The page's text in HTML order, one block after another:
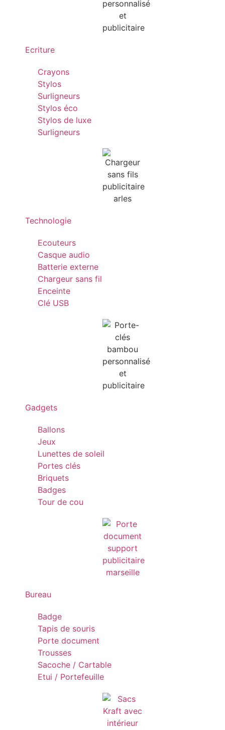
Ecriture
Crayons
Stylos
Surligneurs
Stylos éco
Stylos de luxe
Surligneurs
Technologie
Ecouteurs
Casque audio
Batterie externe
Chargeur sans fil
Enceinte
Clé USB
Gadgets
Ballons
Jeux
Lunettes de soleil
Portes clés
Briquets
Badges
Tour de cou
Bureau
Badge
Tapis de souris
Porte document
Trousses
Sacoche / Cartable
Etui / Portefeuille